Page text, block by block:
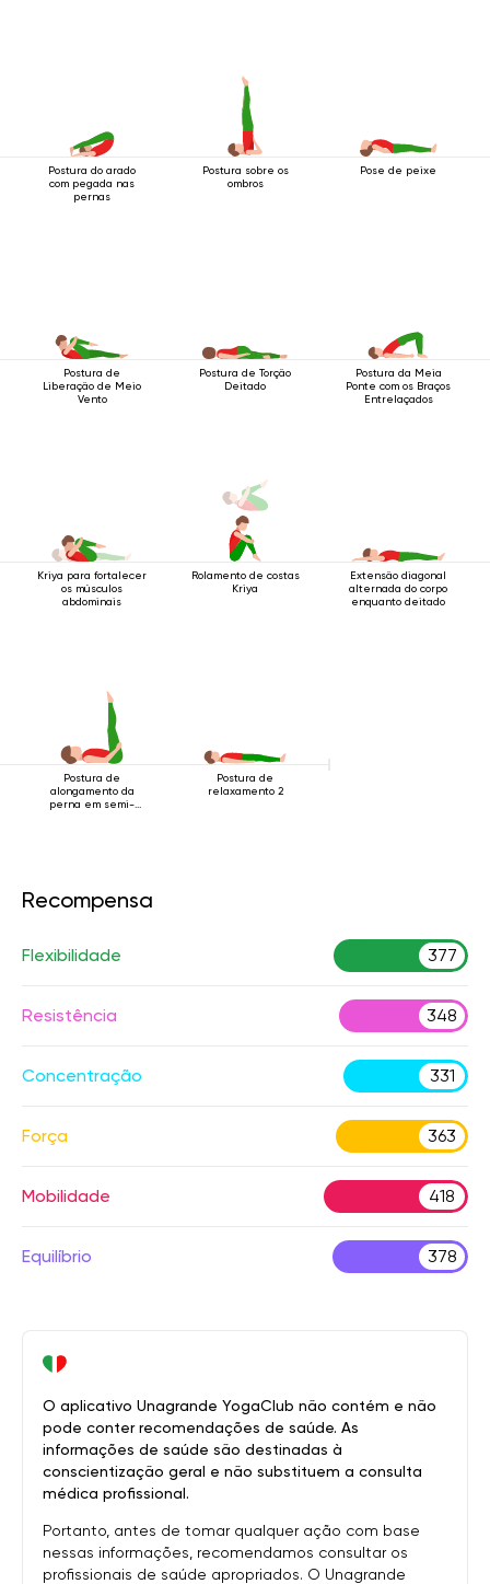
Postura do arado
com pegada nas
pernas
Postura sobre os
ombros
Pose de peixe
Postura de
Liberação de Meio
Vento
Postura de Torção
Deitado
Postura da Meia
Ponte com os Braços
Entrelaçados
Kriya para fortalecer
os músculos
abdominais
Rolamento de costas
Kriya
Extensão diagonal
alternada do corpo
enquanto deitado
Postura de
alongamento da
perna em semi-
Postura de
relaxamento 2
Recompensa
Flexibilidade 377
Resistência 348
Concentração 331
Força 363
Mobilidade 418
Equilíbrio 378
O aplicativo Unagrande YogaClub não contém e não
pode conter recomendações de saúde. As
informações de saúde são destinadas à
conscientização geral e não substituem a consulta
médica profissional.
Portanto, antes de tomar qualquer ação com base
nessas informações, recomendamos consultar os
profissionais de saúde apropriados. O Unagrande